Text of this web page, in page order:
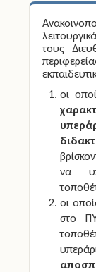
τους
οι
να
οι
στο